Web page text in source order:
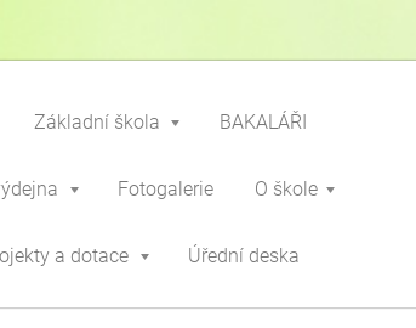
Základní škola BAKALÁŘI
Fotogalerie O škole
a dotace Úřední deska